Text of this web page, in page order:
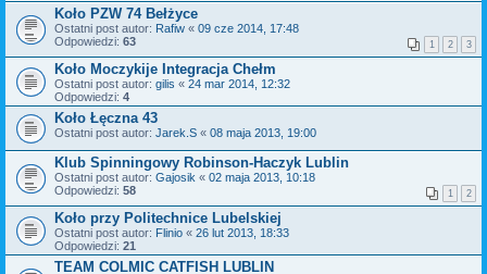
Koło PZW 74 Bełżyce
Ostatni post autor: Rafiw « 09 cze 2014, 17:48
Odpowiedzi: 63 1 2 3
Koło Moczykije Integracja Chełm
Ostatni post autor: gilis « 24 mar 2014, 12:32
Odpowiedzi: 4
Koło Łęczna 43
Ostatni post autor: Jarek.S « 08 maja 2013, 19:00
Klub Spinningowy Robinson-Haczyk Lublin
Ostatni post autor: Gajosik « 02 maja 2013, 10:18
Odpowiedzi: 58 1 2
Koło przy Politechnice Lubelskiej
Ostatni post autor: Flinio « 26 lut 2013, 18:33
Odpowiedzi: 21
TEAM COLMIC CATFISH LUBLIN